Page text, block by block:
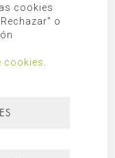
cookies
o
cookies